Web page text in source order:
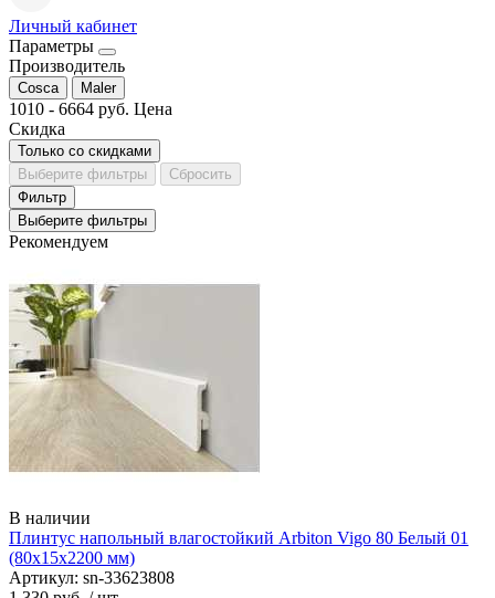
Личный кабинет
Параметры
Производитель
Cosca Maler
1010 - 6664 руб. Цена
Скидка
Только со cкидками
Выберите фильтры
Сбросить
Фильтр
Выберите фильтры
Рекомендуем
В наличии
Плинтус напольный влагостойкий Arbiton Vigo 80 Белый 01
(80х15х2200 мм)
Артикул: sn-33623808